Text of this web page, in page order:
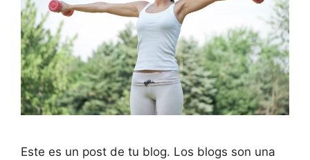
Este es un post de tu blog. Los blogs son una